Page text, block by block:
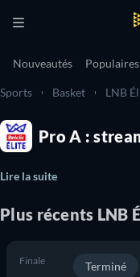
Nouveautés Populaires
Sports Basket LNB
Pro A :
Lire la suite
Plus récents LNB
Finale Terminé